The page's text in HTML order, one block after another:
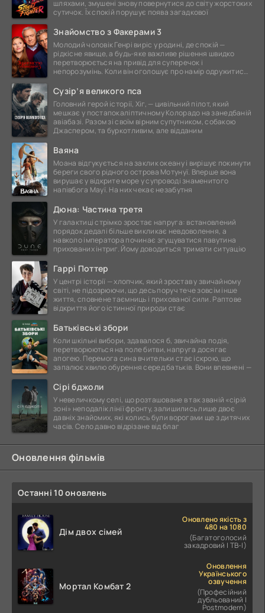
шляхами, змушені знову повернутися до світу жорстоких
сутичок. Їх спокій порушує поява загадкової
Знайомство з Факерами 3
Молодий чоловік Генрі виріс у родині, де спокій —
рідкісне явище, а будь-яке важливе рішення швидко
перетворюється на привід для суперечок і
непорозумінь. Коли він оголошує про намір одружитися,
Сузір’я великого пса
Головний герой історії, Хіг, — цивільний пілот, який
мешкає у постапокаліптичному Колорадо на занедбаній
авіабазі. Разом зі своїм вірним супутником, собакою
Джаспером, та буркотливим, але відданим
Ваяна
Моана відгукується на заклик океану і вирішує покинути
береги свого рідного острова Мотунуї. Вперше вона
вирушає у відкрите море у супроводі знаменитого
напівбога Мауї. На них чекає незабутня
Дюна: Частина третя
У галактиці стрімко зростає напруга: встановлений
порядок дедалі більше викликає невдоволення, а
навколо імператора починає згущуватися павутина
прихованих інтриг. Йому доводиться тримати ситуацію
Гаррі Поттер
У центрі історії — хлопчик, який зростав у звичайному
світі, не підозрюючи, що десь поруч тече зовсім інше
життя, сповнене таємниць і прихованої сили. Раптове
відкриття його істинної природи стає
Батьківські збори
Коли шкільні вибори, здавалося б, звичайна подія,
перетворюються на поле битви, напруга досягає
апогею. Перемога сина вчительки стає іскрою, що
запалює хвилю обурення серед батьків. Вони впевнені —
Сірі бджоли
У невеличкому селі, що розташоване в так званій «сірій
зоні» неподалік лінії фронту, залишились лише двоє
давніх знайомих, які колись були ворогами ще з дитячих
часів. Село давно відрізане від благ
Оновлення фільмів
Останні 10 оновлень
Дім двох сімей
Оновлено якість з
480 на 1080
(Багатоголосий
закадровий | ТВ-І)
Мортал Комбат 2
Оновлення
Українського
озвучення
(Професійний
дубльований |
Postmodern)